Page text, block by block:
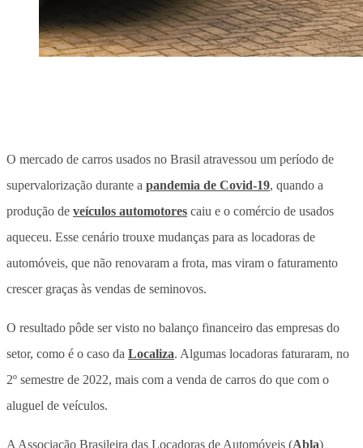
O mercado de carros usados no Brasil atravessou um período de
supervalorização durante a pandemia de Covid-19, quando a
produção de veículos automotores caiu e o comércio de usados
aqueceu. Esse cenário trouxe mudanças para as locadoras de
automóveis, que não renovaram a frota, mas viram o faturamento
crescer graças às vendas de seminovos.
O resultado pôde ser visto no balanço financeiro das empresas do
setor, como é o caso da Localiza. Algumas locadoras faturaram, no
2º semestre de 2022, mais com a venda de carros do que com o
aluguel de veículos.
A Associação Brasileira das Locadoras de Automóveis (Abla)